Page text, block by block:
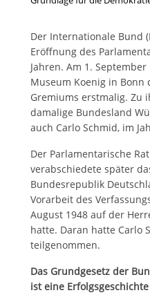
Der Internationale Bund
Eröffnung des
Jahren. Am 1.
Museum Koenig in Bonn
Gremiums erstmalig. Zu
damalige Bundesland
auch Carlo Schmid, im
Der Parlamentarische
verabschiedete später
Bundesrepublik
Vorarbeit des
August 1948 auf der
hatte. Daran hatte Carlo
teilgenommen.
Das Grundgesetz der
ist eine Erfolgsgeschichte